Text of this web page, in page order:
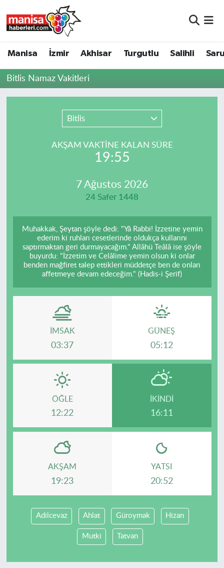
Manisa İzmir Akhisar Turgutlu Salihli
Bitlis Namaz Vakitleri
Bitlis
AKŞAM VAKTİNE KALAN SÜRE
19:55
7 Ağustos 2026
24 Safer 1448
Muhakkak, Şeytan şöyle dedi: "Yâ Rabbi! İzzetine yemin
ederim ki ruhları cesetlerinde oldukça kullarını
saptırmaktan geri durmayacağım." Allâhü Teâlâ ise şöyle
buyurdu: "İzzetim ve Celâlime yemin olsun ki onlar
benden mağfiret talep ettikleri müddetçe ben de onları
affetmeye devam edeceğim." (Hadis-i Şerif)
İMSAK
03:37
GÜNEŞ
05:12
ÖĞLE
12:22
İKINDI
16:11
AKŞAM
19:23
YATSI
20:52
Adilcevaz Ahlat Güroymak Hizan
Mutki Tatvan
Akhisar
Resmi İlanlar
Manisa Nöbetçi Eczaneler
Manisa Namaz Vakitleri
Manisa Trafik Yoğunluk Haritası
Süper Lig Puan Durumu ve Fikstür
Son Dakika Haberleri
Haber Arşivi